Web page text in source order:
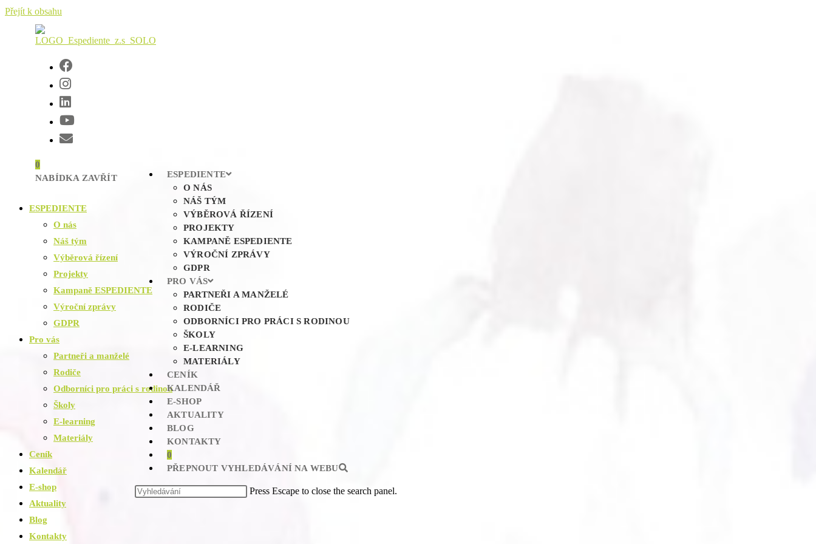
Přejít k obsahu
ESPEDIENTE
O NÁS
NÁŠ TÝM
VÝBĚROVÁ ŘÍZENÍ
PROJEKTY
KAMPANĚ ESPEDIENTE
VÝROČNÍ ZPRÁVY
GDPR
PRO VÁS
PARTNEŘI A MANŽELÉ
RODIČE
ODBORNÍCI PRO PRÁCI S RODINOU
ŠKOLY
E-LEARNING
MATERIÁLY
CENÍK
KALENDÁŘ
E-SHOP
AKTUALITY
BLOG
KONTAKTY
0
PŘEPNOUT VYHLEDÁVÁNÍ NA WEBU
Press Escape to close the search panel.
0
NABÍDKA ZAVŘÍT
ESPEDIENTE
O nás
Náš tým
Výběrová řízení
Projekty
Kampaně ESPEDIENTE
Výroční zprávy
GDPR
Pro vás
Partneři a manželé
Rodiče
Odborníci pro práci s rodinou
Školy
E-learning
Materiály
Ceník
Kalendář
E-shop
Aktuality
Blog
Kontakty